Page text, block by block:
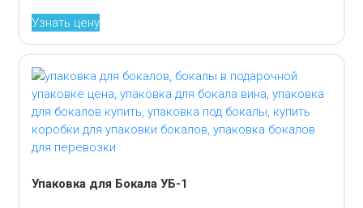
Узнать цену
Упаковка для Бокала УБ-1